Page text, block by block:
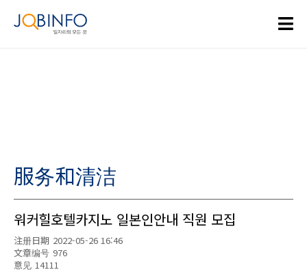
服务和清洁
워커힐호텔카지노 일본인안내 직원 모집
注册日期 2022-05-26 16:46
文章编号 976
意见 14111